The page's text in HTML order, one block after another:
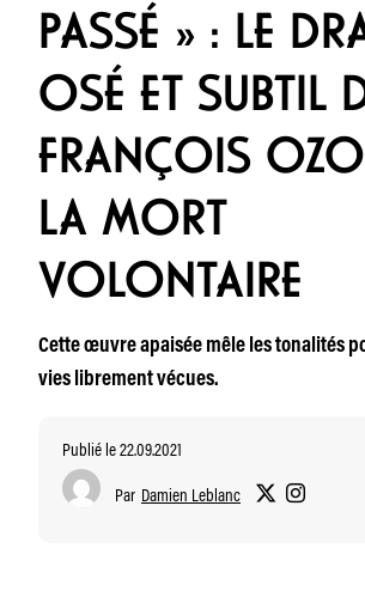
PASSÉ » : LE
OSÉ ET SUBTIL
FRANÇOIS
LA MORT
VOLONTAIRE
Cette œuvre apaisée mêle les tonalités
vies librement vécues.
Publié le 22.09.2021
Par Damien Leblanc